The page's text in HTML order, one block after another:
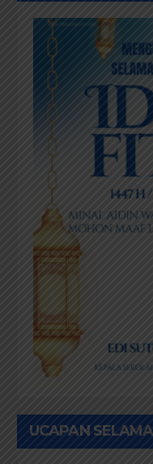
UCAPAN